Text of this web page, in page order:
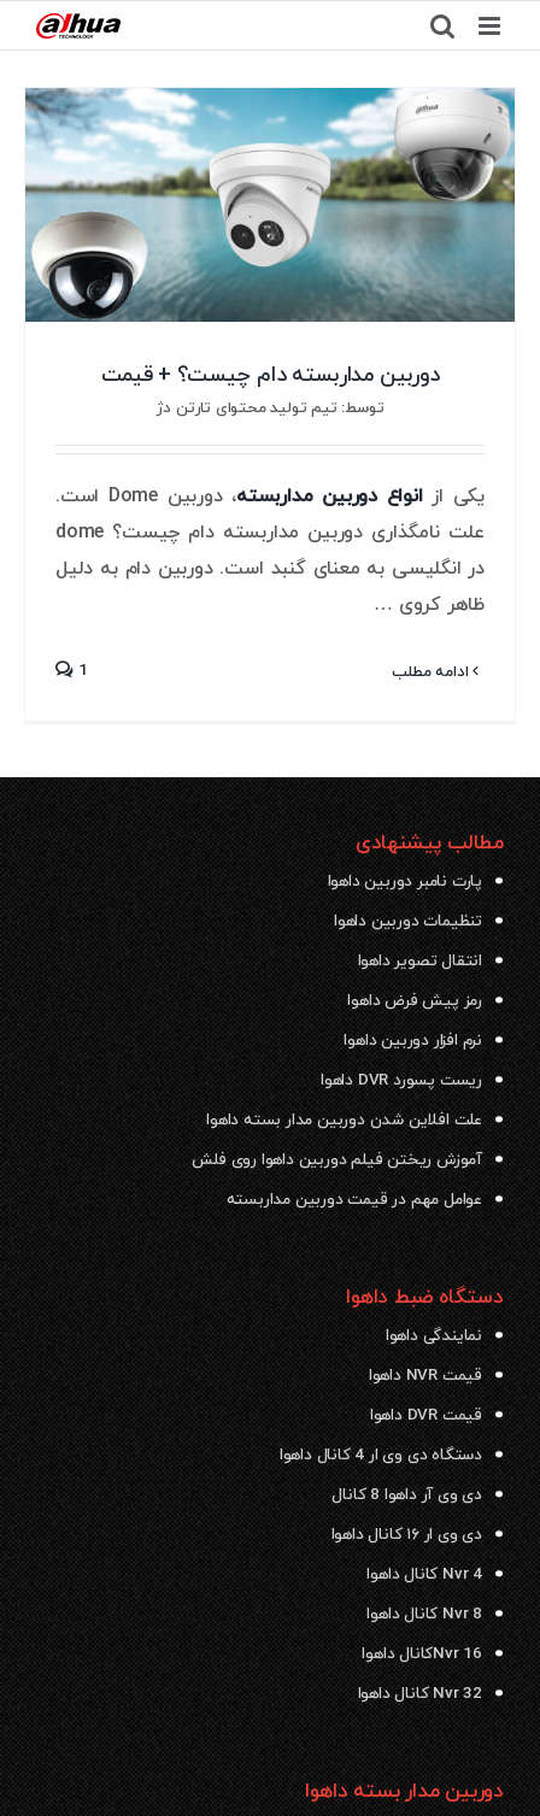
to
content
دوربین مداربسته دام چیست؟ + قیمت
توسط: تیم تولید محتوای تارتن دژ
یکی ازانواع دوربین مداربسته
، دوربین Dome است.
علت نامگذاری دوربین مداربسته دام چیست؟ dome
در انگلیسی به معنای گنبد است. دوربین دام به دلیل
ظاهر کروی …
ادامه مطلب 1
مطالب پیشنهادی
پارت نامبر دوربین داهوا
تنظیمات دوربین داهوا
انتقال تصویر داهوا
رمز پیش فرض داهوا
نرم افزار دوربین داهوا
ریست پسورد DVR داهوا
علت افلاین شدن دوربین مدار بسته داهوا
آموزش ریختن فیلم دوربین داهوا روی فلش
عوامل مهم در قیمت دوربین مداربسته
دستگاه ضبط داهوا
نمایندگی داهوا
قیمت NVR داهوا
قیمت DVR داهوا
دستگاه دی وی ار 4 کانال داهوا
دی وی آر داهوا 8 کانال
دی وی ار ۱۶ کانال داهوا
Nvr 4 کانال داهوا
Nvr 8 کانال داهوا
Nvr 16کانال داهوا
Nvr 32 کانال داهوا
دوربین مدار بسته داهوا